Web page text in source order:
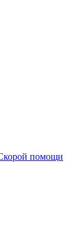
помощи